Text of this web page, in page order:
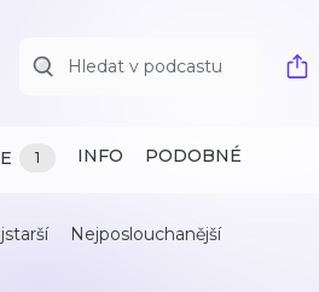
1 INFO PODOBNÉ
Nejposlouchanější